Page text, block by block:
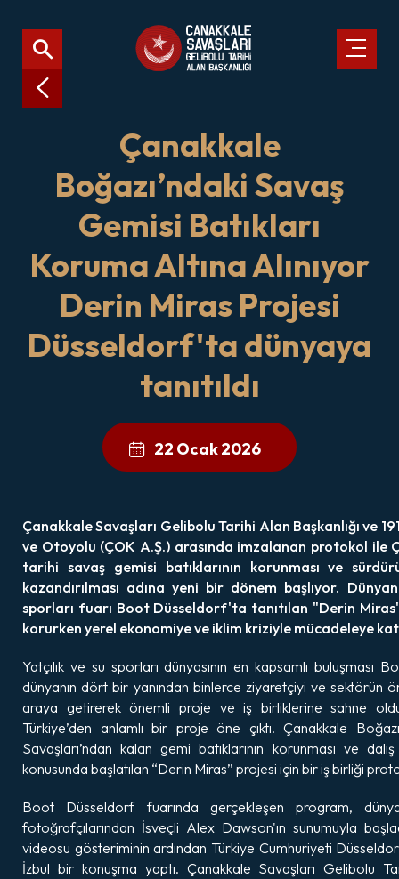
Çanakkale
Boğazı’ndaki Savaş
Gemisi Batıkları
Koruma Altına Alınıyor
Derin Miras Projesi
Düsseldorf'ta dünyaya
tanıtıldı
22 Ocak 2026
Çanakkale Savaşları Gelibolu Tarihi Alan Başkanlığı ve
ve Otoyolu (ÇOK A.Ş.) arasında imzalanan protokol ile
tarihi savaş gemisi batıklarının korunması ve
kazandırılması adına yeni bir dönem başlıyor.
sporları fuarı Boot Düsseldorf'ta tanıtılan "Derin
korurken yerel ekonomiye ve iklim kriziyle mücadeleye
Yatçılık ve su sporları dünyasının en kapsamlı buluşması
dünyanın dört bir yanından binlerce ziyaretçiyi ve sektörün
araya getirerek önemli proje ve iş birliklerine sahne
Türkiye’den anlamlı bir proje öne çıktı. Çanakkale
Savaşları’ndan kalan gemi batıklarının korunması ve dalış
konusunda başlatılan “Derin Miras” projesi için bir iş birliği
Boot Düsseldorf fuarında gerçekleşen program,
fotoğrafçılarından İsveçli Alex Dawson'ın sunumuyla
videosu gösteriminin ardından Türkiye Cumhuriyeti
İzbul bir konuşma yaptı. Çanakkale Savaşları Gelibolu